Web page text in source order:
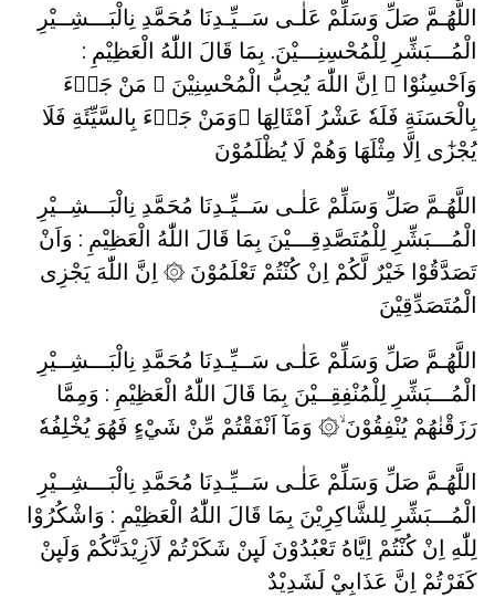
اللَّهُـمَّ صَلِّ وَسَلِّمْ عَلٰـى سَــيِّـدِنَا مُحَمَّدِ نِالْبَـــشِــيْرِ
الْمُـــبَشِّرِ لِلْمُحْسِنِـــيْنَ. بِمَا قَالَ اللّٰهُ الْعَظِيْمِ :
وَاَحْسِنُوْا ۛ اِنَّ اللّٰهَ يُحِبُّ الْمُحْسِنِيْنَ ۞ مَنْ جَاۤءَ
بِالْحَسَنَةِ فَلَهٗ عَشْرُ اَمْثَالِهَا ۚوَمَنْ جَاۤءَ بِالسَّيِّئَةِ فَلَا
يُجْزٰٓى اِلَّا مِثْلَهَا وَهُمْ لَا يُظْلَمُوْنَ
اللَّهُـمَّ صَلِّ وَسَلِّمْ عَلٰـى سَــيِّـدِنَا مُحَمَّدِ نِالْبَـــشِــيْرِ
الْمُـــبَشِّرِ لِلْمُتَصَّدِقِـــيْنَ بِمَا قَالَ اللّٰهُ الْعَظِيْمِ : وَاَنْ
تَصَدَّقُوْا خَيْرٌ لَّكُمْ اِنْ كُنْتُمْ تَعْلَمُوْنَ ۞ اِنَّ اللّٰهَ يَجْزِى
الْمُتَصَدِّقِيْنَ
اللَّهُـمَّ صَلِّ وَسَلِّمْ عَلٰـى سَــيِّـدِنَا مُحَمَّدِ نِالْبَـــشِــيْرِ
الْمُـــبَشِّرِ لِلْمُنْفِقِــيْنَ بِمَا قَالَ اللّٰهُ الْعَظِيْمِ : وَمِمَّا
رَزَقْنٰهُمْ يُنْفِقُوْنَ ۙ۞ وَمَآ اَنْفَقْتُمْ مِّنْ شَيْءٍ فَهُوَ يُخْلِفُهٗ
اللَّهُـمَّ صَلِّ وَسَلِّمْ عَلٰـى سَــيِّـدِنَا مُحَمَّدِ نِالْبَـــشِــيْرِ
الْمُـــبَشِّرِ لِلشَّاكِرِيْنَ بِمَا قَالَ اللّٰهُ الْعَظِيْمِ : وَاشْكُرُوْا
لِلّٰهِ اِنْ كُنْتُمْ اِيَّاهُ تَعْبُدُوْنَ لَىِٕنْ شَكَرْتُمْ لَاَزِيْدَنَّكُمْ وَلَىِٕنْ
كَفَرْتُمْ اِنَّ عَذَابِيْ لَشَدِيْدٌ